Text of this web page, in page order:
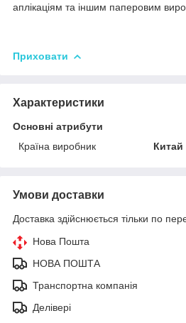
аплікаціям та іншим паперовим
Приховати
Характеристики
Основні атрибути
Країна виробник
Китай
Умови доставки
Доставка здійснюється тільки по
Нова Пошта
НОВА ПОШТА
Транспортна компанія
Делівері